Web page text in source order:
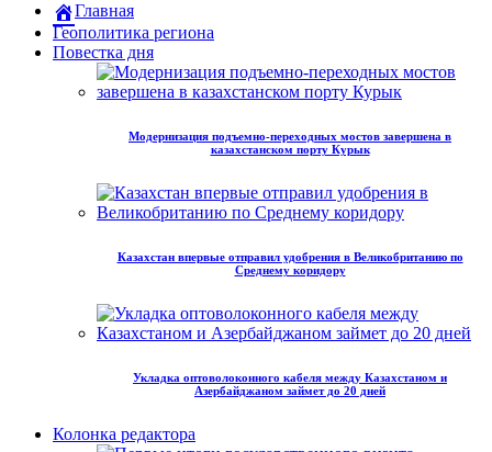
Главная
Геополитика региона
Повестка дня
Модернизация подъемно-переходных мостов завершена в
казахстанском порту Курык
Казахстан впервые отправил удобрения в Великобританию по
Среднему коридору
Укладка оптоволоконного кабеля между Казахстаном и
Азербайджаном займет до 20 дней
Колонка редактора